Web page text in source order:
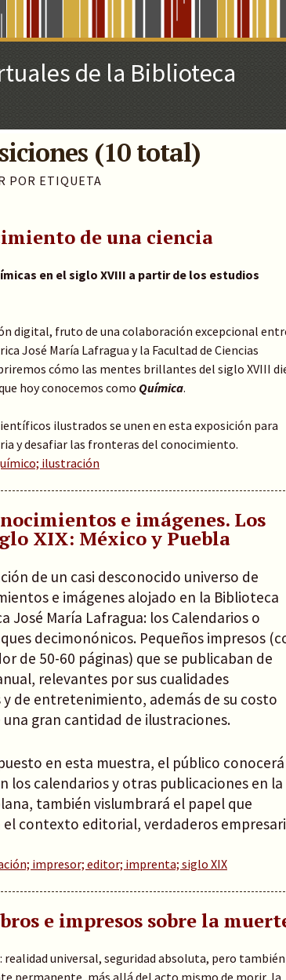
de la Biblioteca
(10 total)
POR ETIQUETA
de una ciencia
en el siglo XVIII a partir de los estudios
digital, fruto de una colaboración excepcional
José María Lafragua y la Facultad de Ciencias
cómo las mentes brillantes del siglo XVIII
hoy conocemos como Química.
ilustrados se unen en esta exposición para
y desafiar las fronteras del conocimiento.
ilustración
e imágenes. Los
XIX: México y Puebla
de un casi desconocido universo de
e imágenes alojado en la Biblioteca
José María Lafragua: los Calendarios o
decimonónicos. Pequeños impresos
de 50-60 páginas) que se publicaban de
relevantes por sus cualidades
de entretenimiento, además de su costo
una gran cantidad de ilustraciones.
en esta muestra, el público
los calendarios y otras publicaciones en la
también vislumbrará el papel que
el contexto editorial, verdaderos
impresor; editor; imprenta; siglo XIX
e impresos sobre la
: realidad universal, seguridad absoluta, pero también
permanente, más allá del acto mismo de morir, la